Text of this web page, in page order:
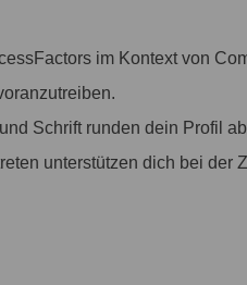
im Kontext von
Schrift runden dein Profil
unterstützen dich bei der